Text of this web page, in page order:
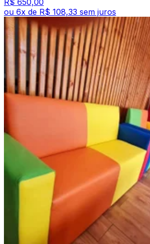
R$ 650,00
ou 6x de R$ 108,33 sem juros